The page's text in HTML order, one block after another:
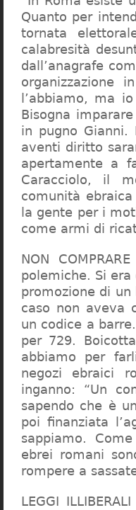
Quanto per
tornata
calabresità
dall’anagrafe
organizzazione
l’abbiamo, ma
Bisogna
in pugno
aventi diritto
apertamente a
Caracciolo, il
comunità
la gente per i
come armi di
NON
polemiche. Si
promozione di
caso non aveva
un codice a
per 729.
abbiamo per
negozi ebraici
inganno: “Un
sapendo che è
poi finanziata
sappiamo.
ebrei romani
rompere a
LEGGI